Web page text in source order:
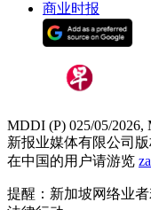
商业时报
MDDI (P) 025/05/2026,
新报业媒体有限公司版
在中国的用户请游览
提醒：新加坡网络业